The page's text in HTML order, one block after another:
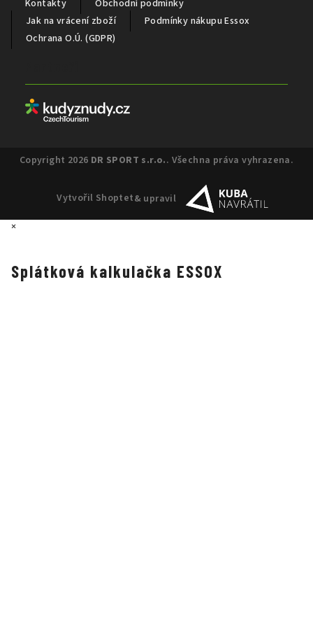
Kontakty
Obchodní podmínky
Jak na vrácení zboží
Podmínky nákupu Essox
Ochrana O.Ú. (GDPR)
Copyright 2026 DR SPORT s.r.o.. Všechna práva vyhrazena.
Vytvořil Shoptet& upravil
×
Splátková kalkulačka ESSOX